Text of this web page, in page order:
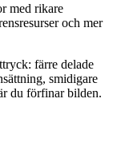
med rikare
och mer
färre delade
smidigare
du förfinar bilden.